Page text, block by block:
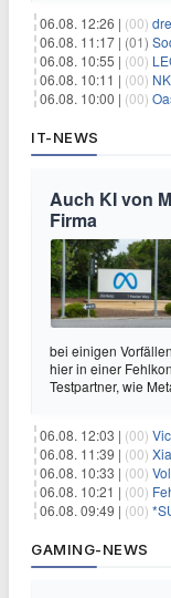
06.08. 12:26 | (00)
06.08. 11:17 | (01)
06.08. 10:55 | (00)
06.08. 10:11 | (00)
06.08. 10:00 | (00)
IT-NEWS
Auch KI von
Firma
bei einigen
hier in einer
Testpartner, wie
06.08. 12:03 | (00)
06.08. 11:39 | (00)
06.08. 10:33 | (00)
06.08. 10:21 | (00)
06.08. 09:49 | (00)
GAMING-NEWS